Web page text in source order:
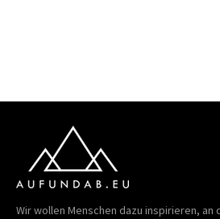
Wir wollen Menschen dazu inspirieren, an